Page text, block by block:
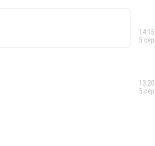
14:15
5
13:20
5